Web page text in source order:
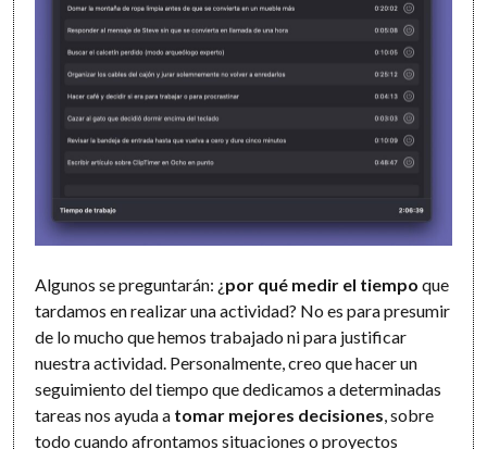
Algunos se preguntarán: ¿por qué medir el tiempo que
tardamos en realizar una actividad? No es para presumir
de lo mucho que hemos trabajado ni para justificar
nuestra actividad. Personalmente, creo que hacer un
seguimiento del tiempo que dedicamos a determinadas
tareas nos ayuda a tomar mejores decisiones, sobre
todo cuando afrontamos situaciones o proyectos